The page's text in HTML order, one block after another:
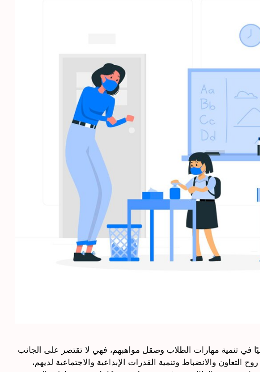
في تنمية مهارات الطلاب وصقل مواهبهم، فهي لا تقتصر على الجانب
التعاون والانضباط وتنمية القدرات الإبداعية والاجتماعية لديهم،